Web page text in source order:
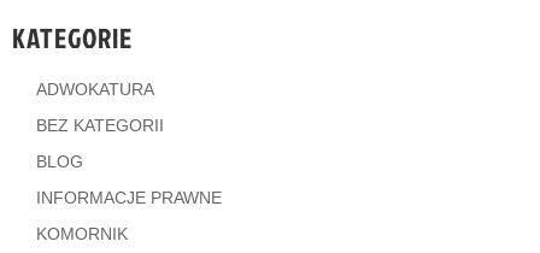
KATEGORIE
ADWOKATURA
BEZ KATEGORII
BLOG
INFORMACJE PRAWNE
KOMORNIK